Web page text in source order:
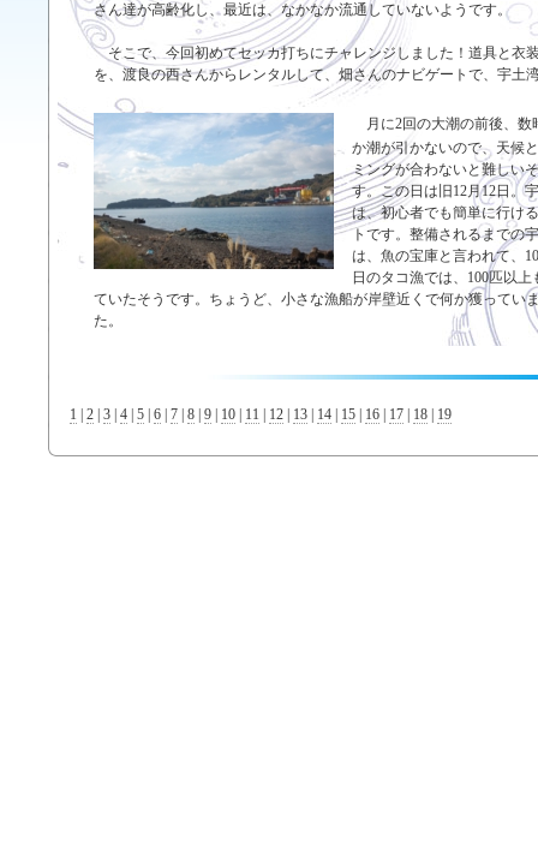
さん達が高齢化し、最近は、なかなか流通していないようです。
そこで、今回初めてセッカ打ちにチャレンジしました！道具と衣
を、渡良の西さんからレンタルして、畑さんのナビゲートで、宇土
月に2回の大潮の前後、数
か潮が引かないので、天候
ミングが合わないと難しい
す。この日は旧12月12日。
は、初心者でも簡単に行け
トです。整備されるまでの
は、魚の宝庫と言われて、
日のタコ漁では、100匹以上
ていたそうです。ちょうど、小さな漁船が岸壁近くで何か獲ってい
た。
1 2 3 4 5 6 7 8 9 10 11 12 13 14 15 16 17 18 19